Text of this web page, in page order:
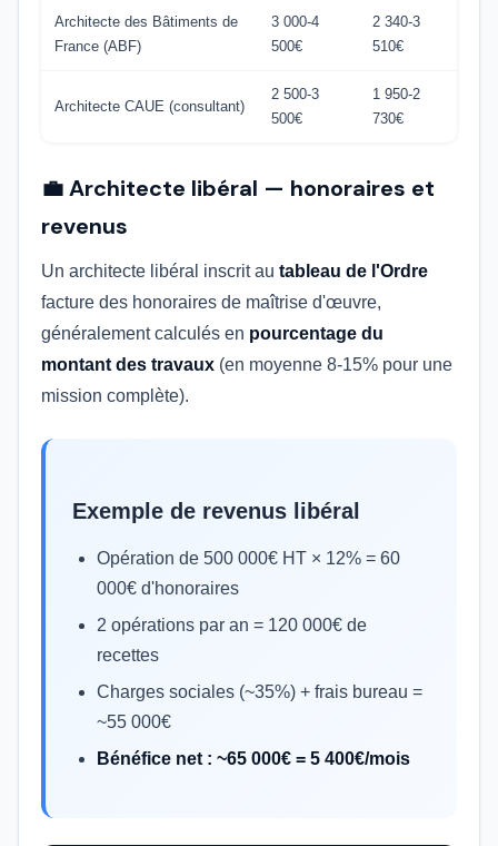
Architecte des Bâtiments de
France (ABF)
3 000-4
500€
2 340-3
510€
Architecte CAUE (consultant)
2 500-3
500€
1 950-2
730€
💼 Architecte libéral — honoraires et
revenus
Un architecte libéral inscrit au tableau de l'Ordre
facture des honoraires de maîtrise d'œuvre,
généralement calculés en pourcentage du
montant des travaux (en moyenne 8-15% pour une
mission complète).
Exemple de revenus libéral
Opération de 500 000€ HT × 12% = 60
000€ d'honoraires
2 opérations par an = 120 000€ de
recettes
Charges sociales (~35%) + frais bureau =
~55 000€
Bénéfice net : ~65 000€ = 5 400€/mois